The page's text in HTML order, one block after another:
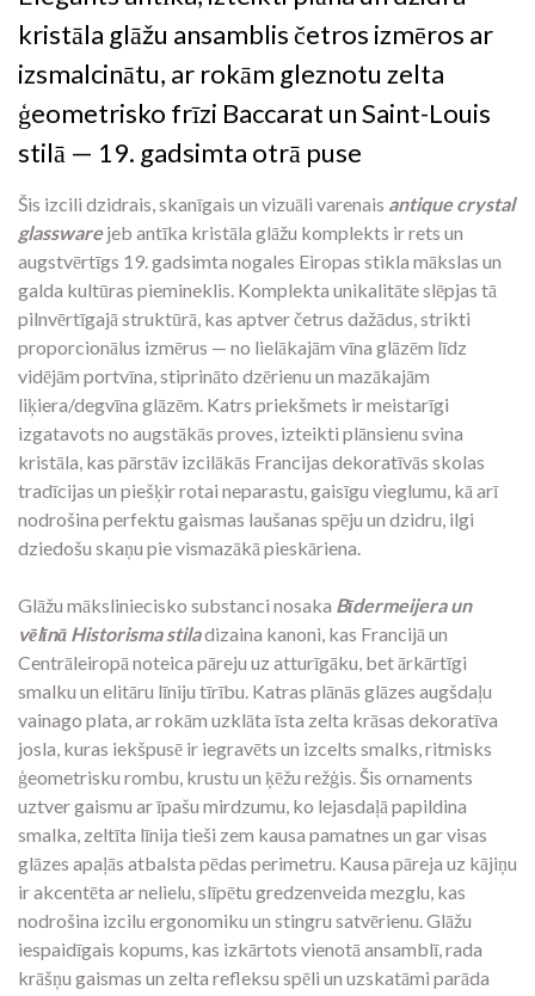
kristāla glāžu ansamblis četros izmēros ar
izsmalcinātu, ar rokām gleznotu zelta
ģeometrisko frīzi Baccarat un Saint-Louis
stilā — 19. gadsimta otrā puse
Šis izcili dzidrais, skanīgais un vizuāli varenais antique crystal
glasswarejeb antīka kristāla glāžu komplekts ir rets un
augstvērtīgs 19. gadsimta nogales Eiropas stikla mākslas un
galda kultūras piemineklis. Komplekta unikalitāte slēpjas tā
pilnvērtīgajā struktūrā, kas aptver četrus dažādus, strikti
proporcionālus izmērus — no lielākajām vīna glāzēm līdz
vidējām portvīna, stiprināto dzērienu un mazākajām
liķiera/degvīna glāzēm. Katrs priekšmets ir meistarīgi
izgatavots no augstākās proves, izteikti plānsienu svina
kristāla, kas pārstāv izcilākās Francijas dekoratīvās skolas
tradīcijas un piešķir rotai neparastu, gaisīgu vieglumu, kā arī
nodrošina perfektu gaismas laušanas spēju un dzidru, ilgi
dziedošu skaņu pie vismazākā pieskāriena.
Glāžu māksliniecisko substanci nosaka Bīdermeijera un
vēlīnā Historisma stiladizaina kanoni, kas Francijā un
Centrāleiropā noteica pāreju uz atturīgāku, bet ārkārtīgi
smalku un elitāru līniju tīrību. Katras plānās glāzes augšdaļu
vainago plata, ar rokām uzklāta īsta zelta krāsas dekoratīva
josla, kuras iekšpusē ir iegravēts un izcelts smalks, ritmisks
ģeometrisku rombu, krustu un ķēžu režģis. Šis ornaments
uztver gaismu ar īpašu mirdzumu, ko lejasdaļā papildina
smalka, zeltīta līnija tieši zem kausa pamatnes un gar visas
glāzes apaļās atbalsta pēdas perimetru. Kausa pāreja uz kājiņu
ir akcentēta ar nelielu, slīpētu gredzenveida mezglu, kas
nodrošina izcilu ergonomiku un stingru satvērienu. Glāžu
iespaidīgais kopums, kas izkārtots vienotā ansamblī, rada
krāšņu gaismas un zelta refleksu spēli un uzskatāmi parāda